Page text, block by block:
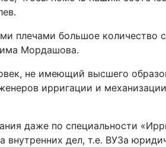
плечами большое
Мордашова.
не имеющий высшего
ирригации и
даже по специальности
внутренних дел, т.е. ВУЗа